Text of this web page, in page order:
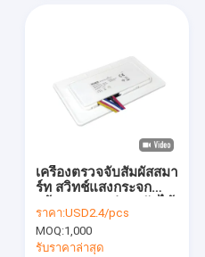
เครื่องตรวจจับสัมผัสสมา
ร์ท สวิทช์แสงกระจก
ปรับสี ปรับหมอกและปิด
ความจําสําหรับห้องน้ําที่
ทันสมัย
ราคา:USD2.4/pcs
MOQ:1,000
รับราคาล่าสุด